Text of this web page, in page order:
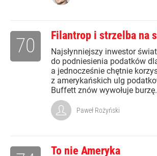
Filantrop i strzelba na
Najsłynniejszy inwestor
do podniesienia podatków
a jednocześnie chętnie
z amerykańskich ulg
Buffett znów wywołuje burzę.
70
Paweł Rożyński
To nie Ameryka